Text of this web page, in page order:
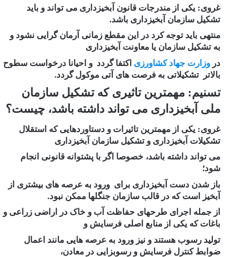
غروی: یکی از مندرجات قانون آبخیزداری می تواند و باید
تشکیل سازمان آبخیزداری باشد.
منتهی باید توجه کرد در این مقطع زمانی آرمان گرایی نشود و
به تشکیل سازمان یا معاونت آبخیزداری
در وزارت جهاد کشاورزی اکتفا گردد و احیانا درخواست سطوح
بالاتر تشکیلاتی به فرصت های آتی موکول گردد.
تسنیم: مهمترین تاثیری که تشکیل سازمان
ملی آبخیزداری می تواند داشته باشد، چیست؟
غروی: یکی از مهمترین تاثیرات و دستاوردهایی که استقلال
تشکیلات آبخیزداری و تشکیل سازمان آبخیزداری
می تواند داشته باشد، خصوصا اگر با پشتوانه قانونی انجام
شود؛
باز شدن دست آبخیزداری برای ورود به عرصه های بیشتری از
آبخیز است که در قالب سازمان جنگلها ممکن نبود.
از جمله اجرای طرحهای حفاظت آب و خاک در اراضی زراعی و
باغات که یکی از منابع اصلی فرسایش و
تولید رسوب هستند و نیز ورود به عرصه هایی مانند اعمال
ضوابط کنترل فرسایش و رسوبزایی در معادن،